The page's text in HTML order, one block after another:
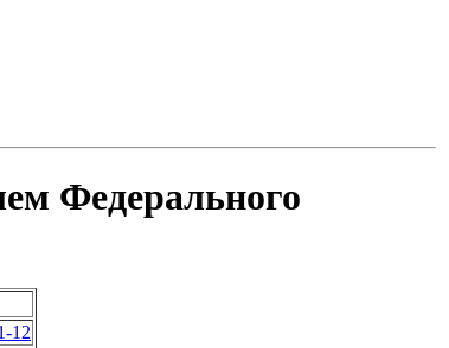
Федерального
12